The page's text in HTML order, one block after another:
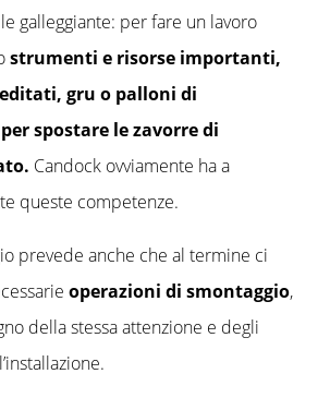
galleggiante: per fare un lavoro
strumenti e risorse importanti,
gru o palloni di
spostare le zavorre di
Candock ovviamente ha a
queste competenze.
prevede anche che al termine ci
operazioni di smontaggio,
della stessa attenzione e degli